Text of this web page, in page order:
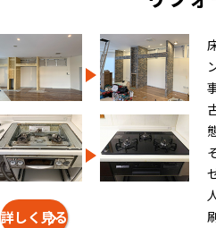
詳しく見る